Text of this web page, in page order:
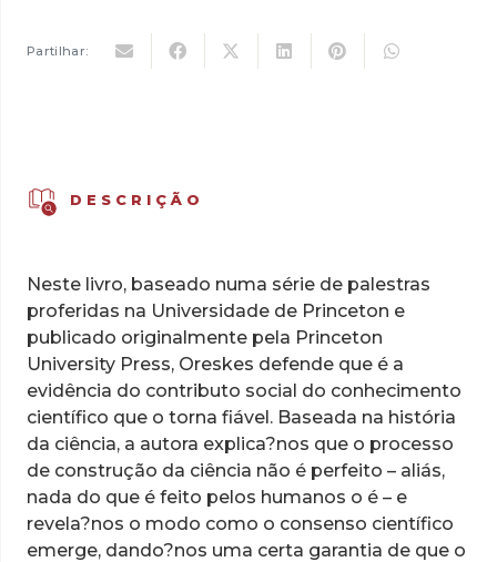
Partilhar:
DESCRIÇÃO
Neste livro, baseado numa série de palestras
proferidas na Universidade de Princeton e
publicado originalmente pela Princeton
University Press, Oreskes defende que é a
evidência do contributo social do conhecimento
científico que o torna fiável. Baseada na história
da ciência, a autora explica?nos que o processo
de construção da ciência não é perfeito – aliás,
nada do que é feito pelos humanos o é – e
revela?nos o modo como o consenso científico
emerge, dando?nos uma certa garantia de que o